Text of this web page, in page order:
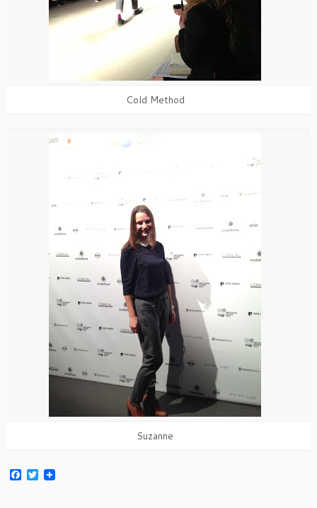
Cold Method
Suzanne
F T
w